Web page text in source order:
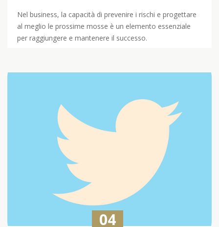
Nel business, la capacità di prevenire i rischi e progettare
al meglio le prossime mosse è un elemento essenziale
per raggiungere e mantenere il successo.
04